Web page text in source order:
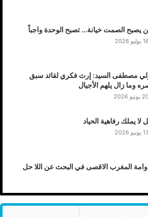
يصبح الصمت خيانة… تصبح الوحدة واجباً
16 يوليو 2026
مصطفى السيد: إرث فكري لقائد سبق
وما زال يلهم الأجيال
20 يونيو 2026
لا يملك رفاهية الحياد
13 يونيو 2026
المغرب الاقصى في البحث عن اللا حل